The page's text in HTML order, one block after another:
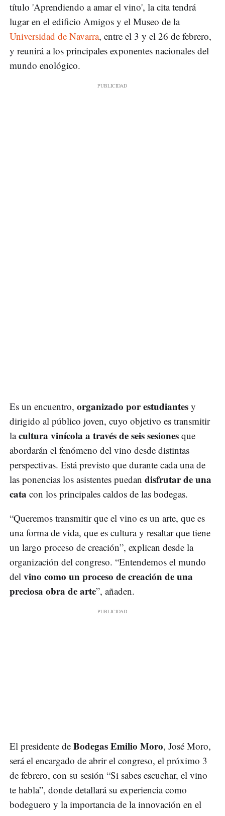
título 'Aprendiendo a amar el vino', la cita tendrá
lugar en el edificio Amigos y el Museo de la
Universidad de Navarra, entre el 3 y el 26 de febrero,
y reunirá a los principales exponentes nacionales del
mundo enológico.
Es un encuentro, organizado por estudiantes y
dirigido al público joven, cuyo objetivo es transmitir
lacultura vinícola a través de seis sesiones que
abordarán el fenómeno del vino desde distintas
perspectivas. Está previsto que durante cada una de
las ponencias los asistentes puedan disfrutar de una
cata con los principales caldos de las bodegas.
“Queremos transmitir que el vino es un arte, que es
una forma de vida, que es cultura y resaltar que tiene
un largo proceso de creación”, explican desde la
organización del congreso. “Entendemos el mundo
del vino como un proceso de creación de una
preciosa obra de arte”, añaden.
El presidente de Bodegas Emilio Moro, José Moro,
será el encargado de abrir el congreso, el próximo 3
de febrero, con su sesión “Si sabes escuchar, el vino
te habla”, donde detallará su experiencia como
bodeguero y la importancia de la innovación en el